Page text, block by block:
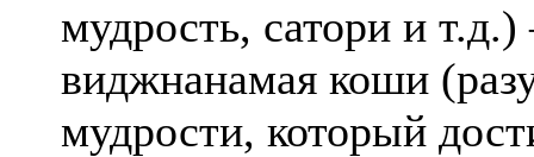
мудрость, сатори и т.д.)
виджнанамая коши
мудрости, который